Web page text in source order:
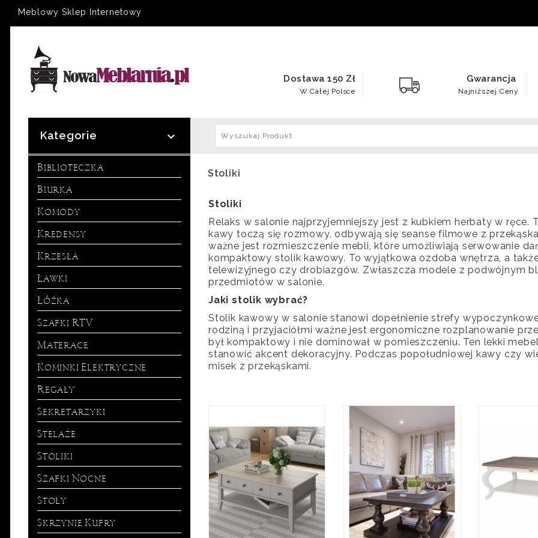
Meblowy Sklep Internetowy
Dostawa 150 Zł
W Całej Polsce
Gwarancja
Najniższej Ceny
Kategorie 
Biblioteczka
Biurka
Komody
Kredensy
Krzesła
Ławki
Łóżka
Szafki RTV
Materace
Kominki Elektryczne
Regały
Sekretarzyki
Stelaże
Stoliki
Szafki Nocne
Stoły
Skrzynie Kufry
Stoliki
Stoliki
Relaks w salonie najprzyjemniejszy jest z kubkiem herbaty w
kawy toczą się rozmowy, odbywają się seanse filmowe z
ważne jest rozmieszczenie mebli, które umożliwiają serwowanie
kompaktowy stolik kawowy. To wyjątkowa ozdoba wnętrza, a
telewizyjnego czy drobiazgów. Zwłaszcza modele z podwójnym
przedmiotów w salonie.
Jaki stolik wybrać?
Stolik kawowy w salonie stanowi dopełnienie strefy
rodziną i przyjaciółmi ważne jest ergonomiczne rozplanowanie
był kompaktowy i nie dominował w pomieszczeniu. Ten lekki
stanowić akcent dekoracyjny. Podczas popołudniowej kawy czy
misek z przekąskami.